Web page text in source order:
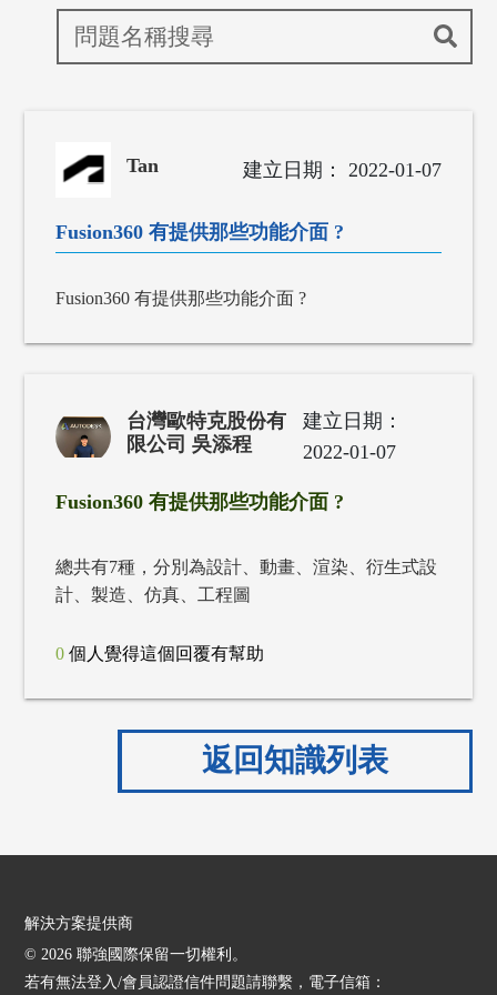
Tan 2022-01-07
Fusion360 有提供那些功能介面 ?
Fusion360 有提供那些功能介面 ?
台灣歐特克股份有
限公司 吳添程
2022-01-07
Fusion360 有提供那些功能介面 ?
總共有7種，分別為設計、動畫、渲染、衍生式設
計、製造、仿真、工程圖
0
返回知識列表
解決方案提供商
© 2026 聯強國際保留一切權利。
若有無法登入/會員認證信件問題請聯繫，電子信箱：